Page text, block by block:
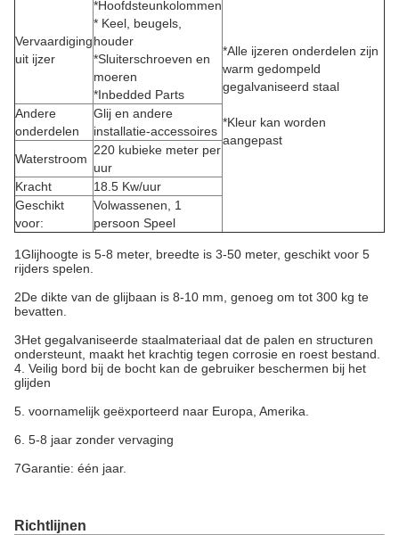
*Alle ijzeren onderdelen zijn
warm gedompeld
gegalvaniseerd staal
*Kleur kan worden
aangepast
Vervaardiging
uit ijzer
*Hoofdsteunkolommen
* Keel, beugels,
houder
*Sluiterschroeven en
moeren
*Inbedded Parts
Andere
onderdelen
Glij en andere
installatie-accessoires
Waterstroom
220 kubieke meter per
uur
Kracht
18.5 Kw/uur
Geschikt
voor:
Volwassenen, 1
persoon Speel
1Glijhoogte is 5-8 meter, breedte is 3-50 meter, geschikt voor 5
rijders spelen.
2De dikte van de glijbaan is 8-10 mm, genoeg om tot 300 kg te
bevatten.
3Het gegalvaniseerde staalmateriaal dat de palen en structuren
ondersteunt, maakt het krachtig tegen corrosie en roest bestand.
4. Veilig bord bij de bocht kan de gebruiker beschermen bij het
glijden
5. voornamelijk geëxporteerd naar Europa, Amerika.
6. 5-8 jaar zonder vervaging
7Garantie: één jaar.
Richtlijnen